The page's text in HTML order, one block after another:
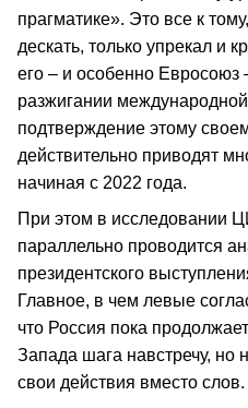
прагматике». Это все к
дескать, только упрекал и
его – и особенно Евросоюз
разжигании
подтверждение этому
действительно приводят
начиная с 2022 года.
При этом в исследовании
параллельно проводится
президентского
Главное, в чем левые
что Россия пока
Запада шага навстречу, но
свои действия вместо слов.